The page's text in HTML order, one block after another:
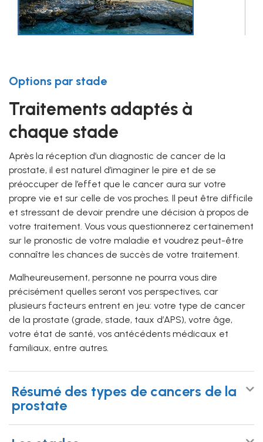
Options par stade
Traitements adaptés à
chaque stade
Après la réception d’un diagnostic de cancer de la
prostate, il est naturel d’imaginer le pire et de se
préoccuper de l’effet que le cancer aura sur votre
propre vie et sur celle de vos proches. Il peut être difficile
et stressant de devoir prendre une décision à propos de
votre traitement. Vous vous questionnerez certainement
sur le pronostic de votre maladie et voudrez peut-être
connaître les chances de succès de votre traitement.
Malheureusement, personne ne pourra vous dire
précisément quelles seront vos perspectives, car
plusieurs facteurs entrent en jeu: votre type de cancer
de la prostate (grade, stade, taux d’APS), votre âge,
votre état de santé, vos antécédents médicaux et
familiaux, entre autres.
Résumé des types de cancers de la
prostate